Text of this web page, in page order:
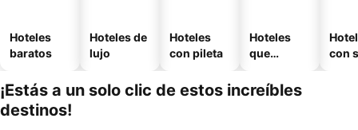
Hoteles
baratos
Hoteles de
lujo
Hoteles
con pileta
Hoteles
que
mascotas
con
¡Estás a un solo clic de estos increíbles
destinos!